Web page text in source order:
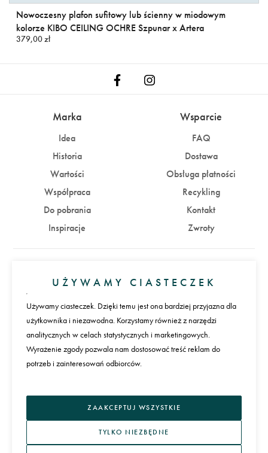
Nowoczesny plafon sufitowy lub ścienny w miodowym
kolorze KIBO CEILING OCHRE Szpunar x Artera
379,00 zł
Marka
Idea
Historia
Wartości
Współpraca
Do pobrania
Inspiracje
Wsparcie
FAQ
Dostawa
Obsługa płatności
Recykling
Kontakt
Zwroty
Zaloguj się Załóż konto
Płatności
Język
UŻYWAMY CIASTECZEK
Używamy ciasteczek. Dzięki temu jest ona bardziej przyjazna dla
użytkownika i niezawodna. Korzystamy również z narzędzi
analitycznych w celach statystycznych i marketingowych.
Wyrażenie zgody pozwala nam dostosować treść reklam do
potrzeb i zainteresowań odbiorców.
ZAAKCEPTUJ WSZYSTKIE
TYLKO NIEZBĘDNE